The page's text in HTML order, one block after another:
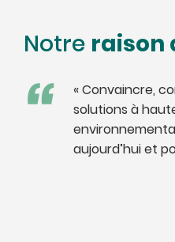
Notreraison
« Convaincre,
solutions à
aujourd’hui et